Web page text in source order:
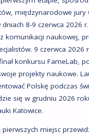
międzynarodowe jury
8-9 czerwca 2026
komunikacji naukowej,
9 czerwca 2026
konkursu FameLab,
projekty naukowe.
Polskę podczas
się w grudniu 2026
Katowice.
miejsc